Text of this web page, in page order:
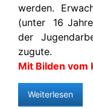
werden.
(unter 16
der
zugute.
Mit Bilden vom
Weiterlesen